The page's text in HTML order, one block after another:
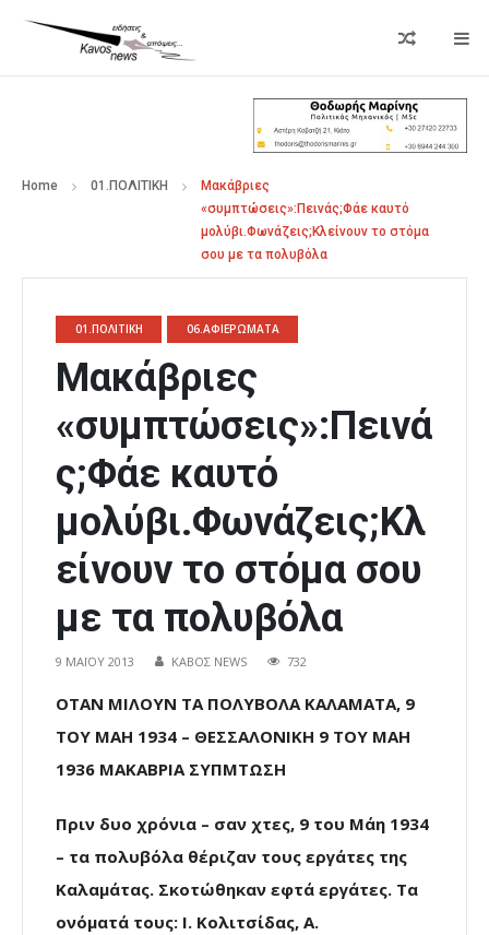
Home 01.ΠΟΛΙΤΙΚΗ
Μακάβριες
«συμπτώσεις»:Πεινάς;Φάε καυτό
μολύβι.Φωνάζεις;Κλείνουν το στόμα
σου με τα πολυβόλα
01.ΠΟΛΙΤΙΚΗ 06.ΑΦΙΕΡΩΜΑΤΑ
Μακάβριες
«συμπτώσεις»:Πεινά
ς;Φάε καυτό
μολύβι.Φωνάζεις;Κλ
είνουν το στόμα σου
με τα πολυβόλα
9 ΜΑΪ́ΟΥ 2013 ΚΑΒΟΣ NEWS 732
ΟΤΑΝ ΜΙΛΟΥΝ ΤΑ ΠΟΛΥΒΟΛΑ ΚΑΛΑΜΑΤΑ, 9
ΤΟΥ ΜΑΗ 1934 – ΘΕΣΣΑΛΟΝΙΚΗ 9 ΤΟΥ ΜΑΗ
1936 ΜΑΚΑΒΡΙΑ ΣΥΠΜΤΩΣΗ
Πριν δυο χρόνια – σαν χτες, 9 του Μάη 1934
– τα πολυβόλα θέριζαν τους εργάτες της
Καλαμάτας. Σκοτώθηκαν εφτά εργάτες. Τα
ονόματά τους: Ι. Κολιτσίδας, Α.